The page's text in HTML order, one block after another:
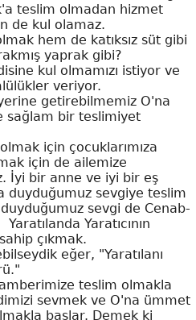
teslim olmadan hizmet
de kul olamaz.
hem de katıksız süt gibi
yaprak gibi?
kul olmamızı istiyor ve
veriyor.
getirebilmemiz O'na
sağlam bir teslimiyet
için çocuklarımıza
için de ailemize
İyi bir anne ve iyi bir eş
duyduğumuz sevgiye teslim
sevgi de Cenab-
Yaratıcının
çıkmak.
eğer, "Yaratılanı
teslim olmakla
sevmek ve O'na ümmet
başlar. Demek ki